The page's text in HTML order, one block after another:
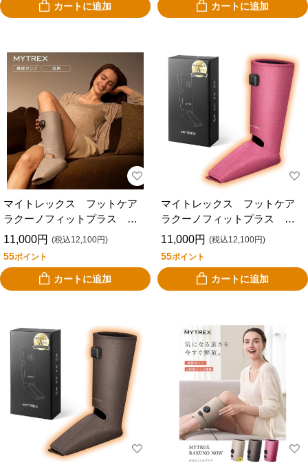
カートに追加 カートに追加
マイトレックス フットケア
ラクーノフィットプラス ベ
ージュ MYTREX RAKUNO
11,000円 (税込12,100円)
55ポイント
カートに追加
マイトレックス フットケア
ラクーノフィットプラス ピ
ンク MYTREX RAKUNO FIT
11,000円 (税込12,100円)
55ポイント
カートに追加